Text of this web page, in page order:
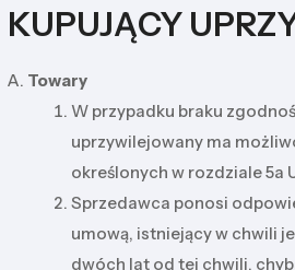
KUPUJĄCY
Towary
W przypadku braku
uprzywilejowany ma
określonych w rozdziale 5a
Sprzedawca ponosi
umową, istniejący w chwili
dwóch lat od tej chwili,